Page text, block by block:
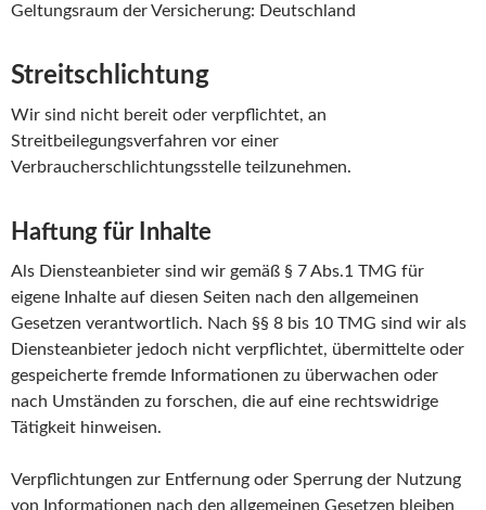
Geltungsraum der Versicherung: Deutschland
Streitschlichtung
Wir sind nicht bereit oder verpflichtet, an
Streitbeilegungsverfahren vor einer
Verbraucherschlichtungsstelle teilzunehmen.
Haftung für Inhalte
Als Diensteanbieter sind wir gemäß § 7 Abs.1 TMG für
eigene Inhalte auf diesen Seiten nach den allgemeinen
Gesetzen verantwortlich. Nach §§ 8 bis 10 TMG sind wir als
Diensteanbieter jedoch nicht verpflichtet, übermittelte oder
gespeicherte fremde Informationen zu überwachen oder
nach Umständen zu forschen, die auf eine rechtswidrige
Tätigkeit hinweisen.
Verpflichtungen zur Entfernung oder Sperrung der Nutzung
von Informationen nach den allgemeinen Gesetzen bleiben